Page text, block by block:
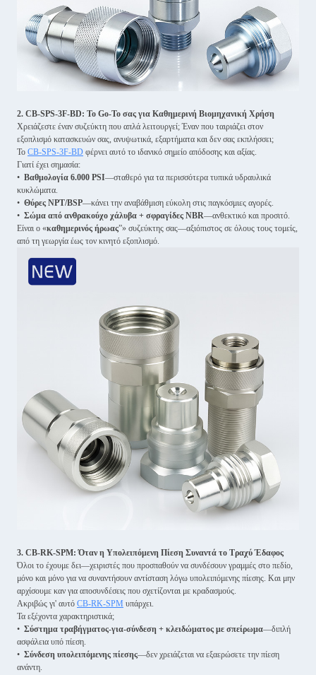
2. CB-SPS-3F-BD: Το Go-To σας για Καθημερινή Βιομηχανική Χρήση
Χρειάζεστε έναν συζεύκτη που απλά λειτουργεί; Έναν που ταιριάζει στον
εξοπλισμό κατασκευών σας, ανυψωτικά, εξαρτήματα και δεν σας εκπλήσσει;
Το CB-SPS-3F-BD φέρνει αυτό το ιδανικό σημείο απόδοσης και αξίας.
Γιατί έχει σημασία:
• Βαθμολογία 6.000 PSI—σταθερό για τα περισσότερα τυπικά υδραυλικά
κυκλώματα.
• Θύρες NPT/BSP—κάνει την αναβάθμιση εύκολη στις παγκόσμιες αγορές.
• Σώμα από ανθρακούχο χάλυβα + σφραγίδες NBR—ανθεκτικό και προσιτό.
Είναι ο «καθημερινός ήρωας”» συζεύκτης σας—αξιόπιστος σε όλους τους τομείς,
από τη γεωργία έως τον κινητό εξοπλισμό.
3. CB-RK-SPM: Όταν η Υπολειπόμενη Πίεση Συναντά το Τραχύ Έδαφος
Όλοι το έχουμε δει—χειριστές που προσπαθούν να συνδέσουν γραμμές στο πεδίο,
μόνο και μόνο για να συναντήσουν αντίσταση λόγω υπολειπόμενης πίεσης. Και μην
αρχίσουμε καν για αποσυνδέσεις που σχετίζονται με κραδασμούς.
Ακριβώς γι' αυτό CB-RK-SPM υπάρχει.
Τα εξέχοντα χαρακτηριστικά;
• Σύστημα τραβήγματος-για-σύνδεση + κλειδώματος με σπείρωμα—διπλή
ασφάλεια υπό πίεση.
• Σύνδεση υπολειπόμενης πίεσης—δεν χρειάζεται να εξαερώσετε την πίεση
ανάντη.